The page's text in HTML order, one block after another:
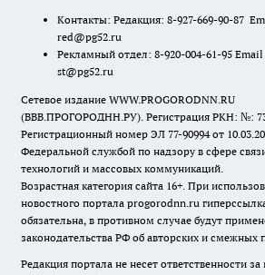
Контакты: Редакция: 8-927-669-90-87
red@pg52.ru
Рекламный отдел: 8-920-004-61-95
st@pg52.ru
Сетевое издание WWW.PROGORODNN.RU
(ВВВ.ПРОГОРОДНН.РУ). Регистрация РКН: №:
Регистрационный номер ЭЛ 77-90994 от
Федеральной службой по надзору в сфере
технологий и массовых коммуникаций.
Возрастная категория сайта 16+. При
новостного портала progorodnn.ru
обязательна, в противном случае будут
законодательства РФ об авторских и смежных
Редакция портала не несет ответственности